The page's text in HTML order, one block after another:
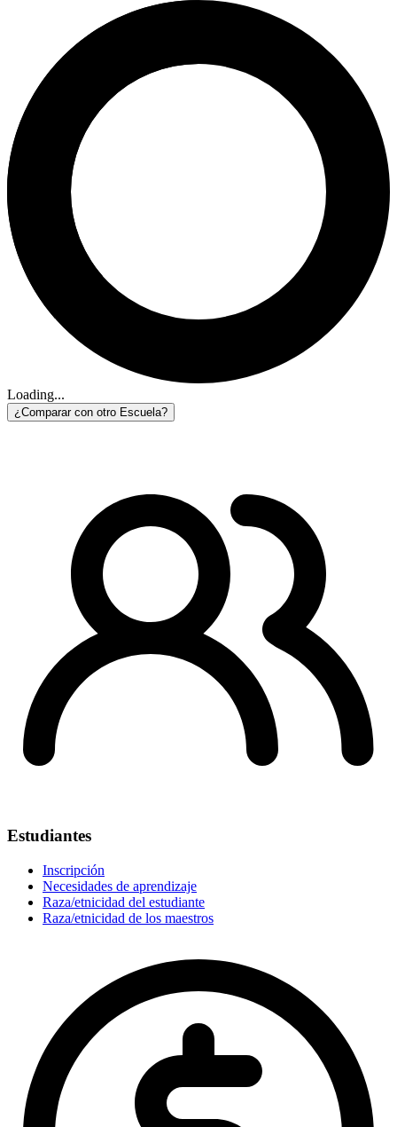
Loading...
¿Comparar con otro Escuela?
Estudiantes
Inscripción
Necesidades de aprendizaje
Raza/etnicidad del estudiante
Raza/etnicidad de los maestros